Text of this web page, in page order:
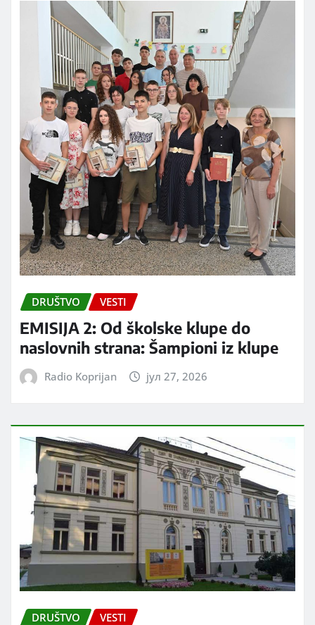
DRUŠTVO VESTI
EMISIJA 2: Od školske klupe do
naslovnih strana: Šampioni iz klupe
Radio Koprijan јул 27, 2026
DRUŠTVO VESTI